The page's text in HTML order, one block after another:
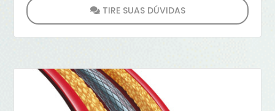
TIRE SUAS DÚVIDAS